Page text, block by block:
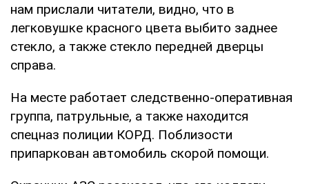
нам прислали читатели, видно, что в
легковушке красного цвета выбито заднее
стекло, а также стекло передней дверцы
справа.
На месте работает следственно-оперативная
группа, патрульные, а также находится
спецназ полиции КОРД. Поблизости
припаркован автомобиль скорой помощи.